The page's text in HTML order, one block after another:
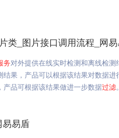
类_图片接口调用流程_网
务对外提供在线实时检测和离线检
果，产品可以根据该结果对数据进
品可根据该结果做进一步数据过滤
易易盾